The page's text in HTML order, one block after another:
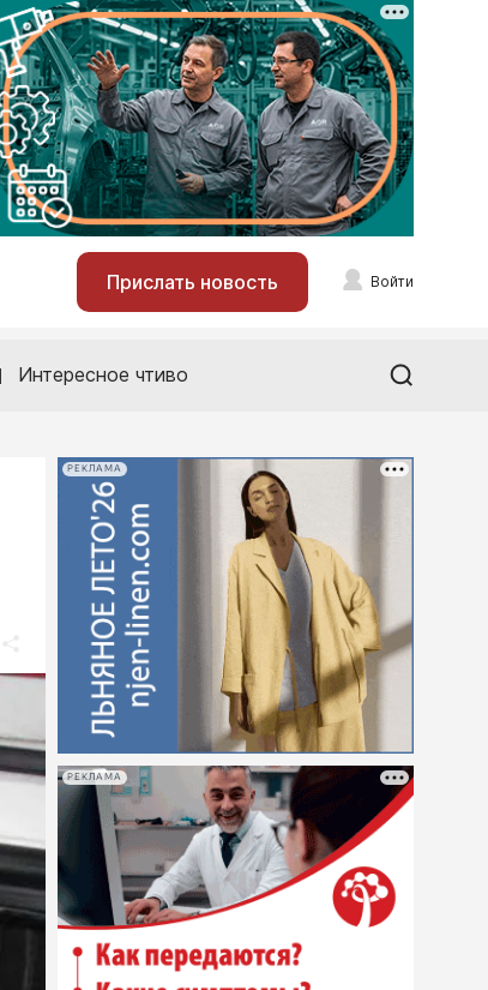
Прислать новость Войти
Интересное чтиво
РЕКЛАМА
РЕКЛАМА